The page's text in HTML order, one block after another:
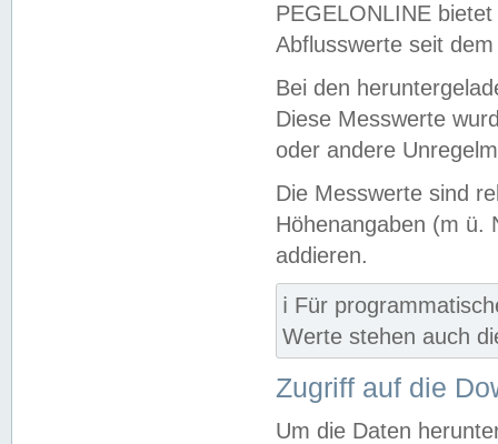
PEGELONLINE
Abflusswerte seit
Bei den
Diese Messwerte
oder andere
Die Messwerte sind
Höhenangaben (m ü.
addieren.
ℹ️ Für
Werte stehen auch
Zugriff auf die
Um die Daten